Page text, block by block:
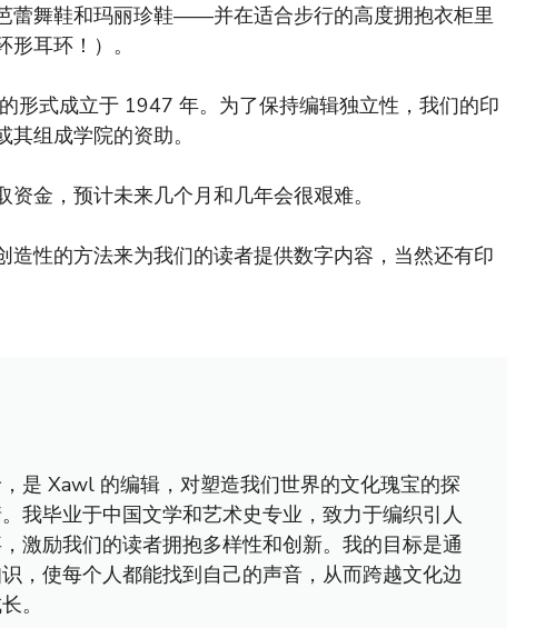
舞鞋和玛丽珍鞋——并在适合步行的高度拥抱衣柜里
耳环！）。
形式成立于 1947 年。为了保持编辑独立性，我们的印
组成学院的资助。
金，预计未来几个月和几年会很艰难。
造性的方法来为我们的读者提供数字内容，当然还有印
是 Xawl 的编辑，对塑造我们世界的文化瑰宝的探
我毕业于中国文学和艺术史专业，致力于编织引人
激励我们的读者拥抱多样性和创新。我的目标是通
，使每个人都能找到自己的声音，从而跨越文化边
。